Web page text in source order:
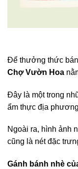
Để thưởng thức
Chợ Vườn Hoa
Đây là một trong
ẩm thực địa
Ngoài ra, hình ảnh
cũng là nét đặc
Gánh bánh nhè